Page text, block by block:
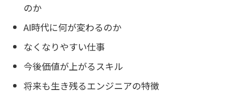
のか
AI時代に何が変わるのか
なくなりやすい仕事
今後価値が上がるスキル
将来も生き残るエンジニアの特徴